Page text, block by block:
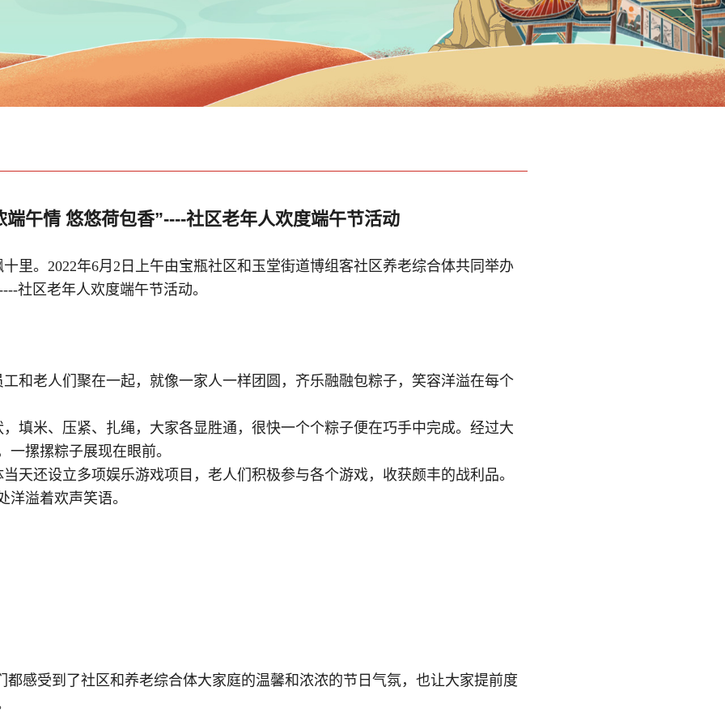
端午情 悠悠荷包香”----社区老年人欢度端午节活动
里。 2022年6月2日 上午由宝瓶社区和玉堂街道博组客社区养老综合体共同举办
--社区老年人欢度端午节活动。
和老人们聚在一起，就像一家人一样团圆，齐乐融融包粽子，笑容洋溢在每个
填米、压紧、扎绳，大家各显胜通，很快一个个粽子便在巧手中完成。经过大
摞摞粽子展现在眼前。
天还设立多项娱乐游戏项目，老人们积极参与各个游戏，收获颇丰的战利品。
洋溢着欢声笑语。
感受到了社区和养老综合体大家庭的温馨和浓浓的节日气氛，也让大家提前度